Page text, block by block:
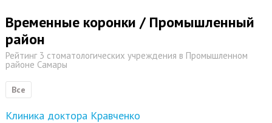
Временные коронки / Промышленный
район
Рейтинг 3 стоматологических учреждения в Промышленном
районе Самары
Все
Клиника доктора Кравченко